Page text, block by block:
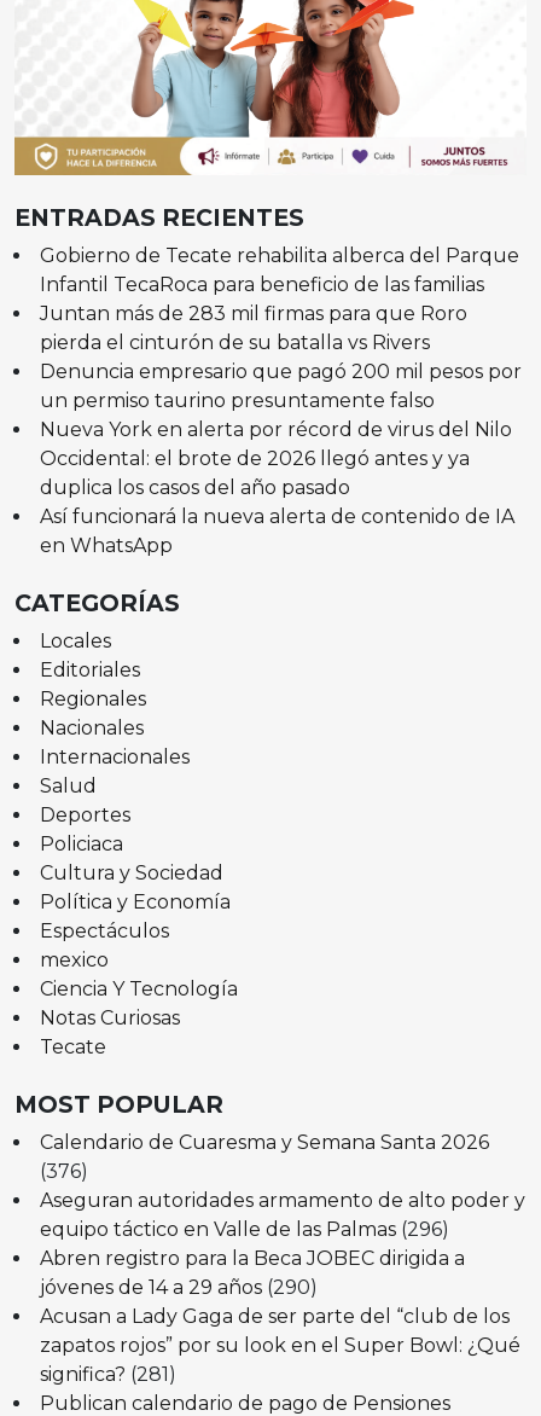
ENTRADAS RECIENTES
Gobierno de Tecate rehabilita alberca del Parque
Infantil TecaRoca para beneficio de las familias
Juntan más de 283 mil firmas para que Roro
pierda el cinturón de su batalla vs Rivers
Denuncia empresario que pagó 200 mil pesos por
un permiso taurino presuntamente falso
Nueva York en alerta por récord de virus del Nilo
Occidental: el brote de 2026 llegó antes y ya
duplica los casos del año pasado
Así funcionará la nueva alerta de contenido de IA
en WhatsApp
CATEGORÍAS
Locales
Editoriales
Regionales
Nacionales
Internacionales
Salud
Deportes
Policiaca
Cultura y Sociedad
Política y Economía
Espectáculos
mexico
Ciencia Y Tecnología
Notas Curiosas
Tecate
MOST POPULAR
Calendario de Cuaresma y Semana Santa 2026
(376)
Aseguran autoridades armamento de alto poder y
equipo táctico en Valle de las Palmas (296)
Abren registro para la Beca JOBEC dirigida a
jóvenes de 14 a 29 años (290)
Acusan a Lady Gaga de ser parte del “club de los
zapatos rojos” por su look en el Super Bowl: ¿Qué
significa? (281)
Publican calendario de pago de Pensiones